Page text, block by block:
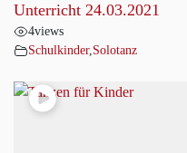
Unterricht 24.03.2021
4views
Schulkinder, Solotanz